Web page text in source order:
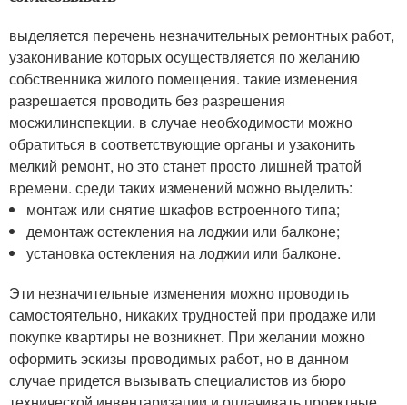
выделяется перечень незначительных ремонтных работ,
узаконивание которых осуществляется по желанию
собственника жилого помещения. такие изменения
разрешается проводить без разрешения
мосжилинспекции. в случае необходимости можно
обратиться в соответствующие органы и узаконить
мелкий ремонт, но это станет просто лишней тратой
времени. среди таких изменений можно выделить:
монтаж или снятие шкафов встроенного типа;
демонтаж остекления на лоджии или балконе;
установка остекления на лоджии или балконе.
Эти незначительные изменения можно проводить
самостоятельно, никаких трудностей при продаже или
покупке квартиры не возникнет. При желании можно
оформить эскизы проводимых работ, но в данном
случае придется вызывать специалистов из бюро